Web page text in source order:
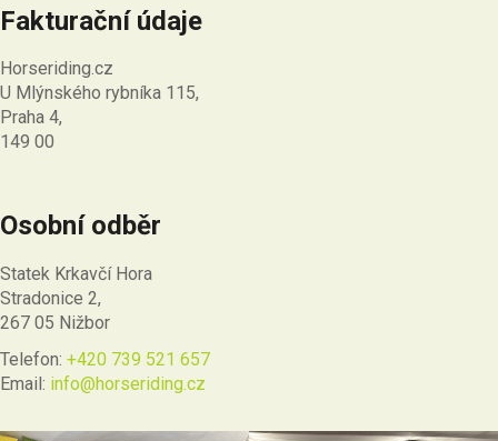
Fakturační údaje
Horseriding.cz
U Mlýnského rybníka 115,
Praha 4,
149 00
Osobní odběr
Statek Krkavčí Hora
Stradonice 2,
267 05 Nižbor
Telefon: +420 739 521 657
Email: info@horseriding.cz